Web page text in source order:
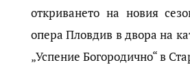
откриването на новия
опера Пловдив в двора на
„Успение Богородично“ в